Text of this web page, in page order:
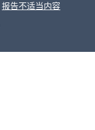
报告不适当内容